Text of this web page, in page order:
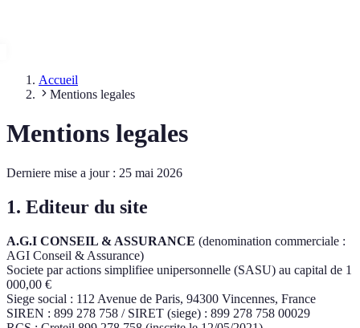
Accueil
Mentions legales
Mentions legales
Derniere mise a jour : 25 mai 2026
1. Editeur du site
A.G.I CONSEIL & ASSURANCE (denomination commerciale :
AGI Conseil & Assurance)
Societe par actions simplifiee unipersonnelle (SASU) au capital de 1
000,00 €
Siege social : 112 Avenue de Paris, 94300 Vincennes, France
SIREN : 899 278 758 / SIRET (siege) : 899 278 758 00029